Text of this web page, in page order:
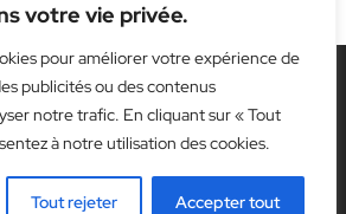
votre vie privée.
pour améliorer votre expérience de
publicités ou des contenus
notre trafic. En cliquant sur « Tout
à notre utilisation des cookies.
Tout rejeter Accepter tout